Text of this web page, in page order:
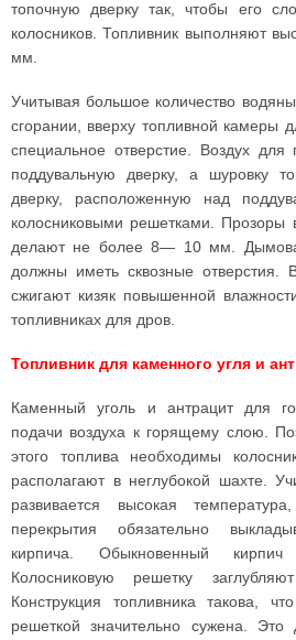
топочную дверку так, чтобы его
колосников. Топливник выполняют
мм.
Учитывая большое количество
сгорании, вверху топливной камеры
специальное отверстие. Воздух для
поддувальную дверку, а шуровку
дверку, расположенную над
колосниковыми решетками. Прозоры
делают не более 8— 10 мм.
должны иметь сквозные отверстия.
сжигают кизяк повышенной
топливниках для дров.
Топливник для каменного угля и
Каменный уголь и антрацит для
подачи воздуха к горящему слою.
этого топлива необходимы
располагают в неглубокой шахте.
развивается высокая
перекрытия обязательно
кирпича. Обыкновенный кирпич
Колосниковую решетку
Конструкция топливника такова,
решеткой значительно сужена.